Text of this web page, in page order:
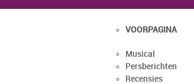
VOORPAGINA
Musical
Persberichten
Recensies